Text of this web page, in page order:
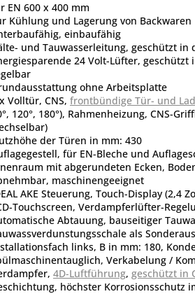
EN 600 x 400 mm
Kühlung und Lagerung von Backwaren
einbaufähig
und Tauwasserleitung, geschützt in
24 Volt-Lüfter,
ohne Arbeitsplatte
Volltür, CNS, frontbündige Tür- und
120°, 180°), Rahmenheizung, CNS-
der Türen in mm: 430
für EN-Bleche und
mit abgerundeten Ecken,
maschinengeeignet
AKE Steuerung, Touch-Display (2,4
Touchscreen, Verdampferlüfter-
Abtauung, bauseitiger
als
links, B in mm: 180,
Verkabelung /
4D-Luftführung, geschützt in
höchster Korrosionsschutz